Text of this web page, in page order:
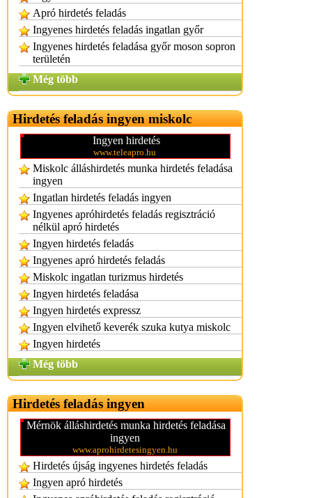
Apró hirdetés feladás
Ingyenes hirdetés feladás ingatlan győr
Ingyenes hirdetés feladása győr moson sopron
területén
Még több
Hirdetés feladás ingyen miskolc
Ingyen hirdetés
www.teleapro.hu
Miskolc álláshirdetés munka hirdetés feladása
ingyen
Ingatlan hirdetés feladás ingyen
Ingyenes apróhirdetés feladás regisztráció
nélkül apró hirdetés
Ingyen hirdetés feladás
Ingyenes apró hirdetés feladás
Miskolc ingatlan turizmus hirdetés
Ingyen hirdetés feladása
Ingyen hirdetés expressz
Ingyen elvihető keverék szuka kutya miskolc
Ingyen hirdetés
Még több
Hirdetés feladás ingyen
Mérnök álláshirdetés munka hirdetés feladása
ingyen
www.aprohirdetesingyen.hu
Hirdetés újság ingyenes hirdetés feladás
Ingyen apró hirdetés